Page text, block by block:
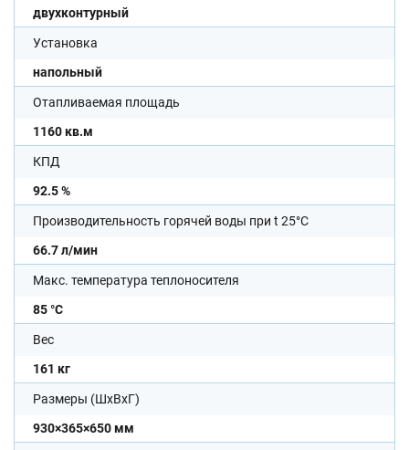
двухконтурный
Установка
напольный
Отапливаемая площадь
1160 кв.м
КПД
92.5 %
Производительность горячей воды при t 25°C
66.7 л/мин
Макс. температура теплоносителя
85 °С
Вес
161 кг
Размеры (ШхВхГ)
930×365×650 мм